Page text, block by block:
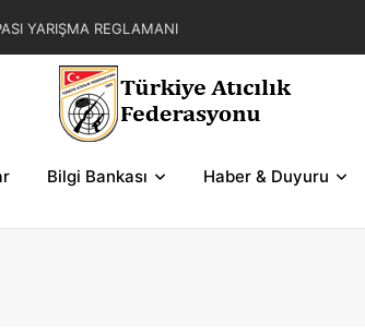
YARIŞMA REGLAMANI
YARIŞMALARI HAKEM
2. BÖLGE SERİ VE ŞEMALARI
Bilgi Bankası Haber & Duyuru